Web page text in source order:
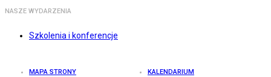
NASZE WYDARZENIA
Szkolenia i konferencje
MAPA STRONY KALENDARIUM